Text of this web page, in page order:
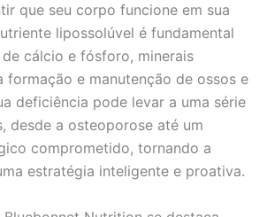
que seu corpo funcione em sua
lipossolúvel é fundamental
cálcio e fósforo, minerais
formação e manutenção de ossos e
deficiência pode levar a uma série
desde a osteoporose até um
comprometido, tornando a
estratégia inteligente e proativa.